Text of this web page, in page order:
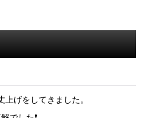
上げをしてきました。